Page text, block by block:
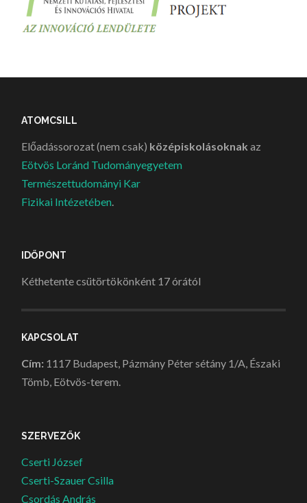
ATOMCSILL
Előadássorozat (nem csak) középiskolásoknak az
Eötvös Loránd Tudományegyetem
Természettudományi Kar
Fizikai Intézetében
IDŐPONT
Kéthetente csütörtökönként 17 órától
KAPCSOLAT
Cím: 1117 Budapest, Pázmány Péter sétány 1/A, Északi
Tömb, Eötvös-terem.
SZERVEZŐK
Cserti József
Cserti-Szauer Csilla
Csordás András